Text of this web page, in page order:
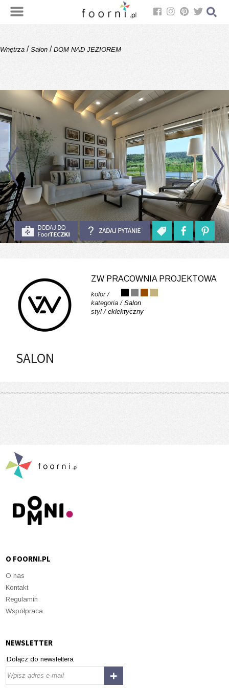
Wnętrza / Salon / DOM NAD JEZIOREM
ZW PRACOWNIA PROJEKTOWA
kolor /
kategoria / Salon
styl / eklektyczny
SALON
O FOORNI.PL
O nas
Kontakt
Regulamin
Współpraca
NEWSLETTER
Dołącz do newslettera